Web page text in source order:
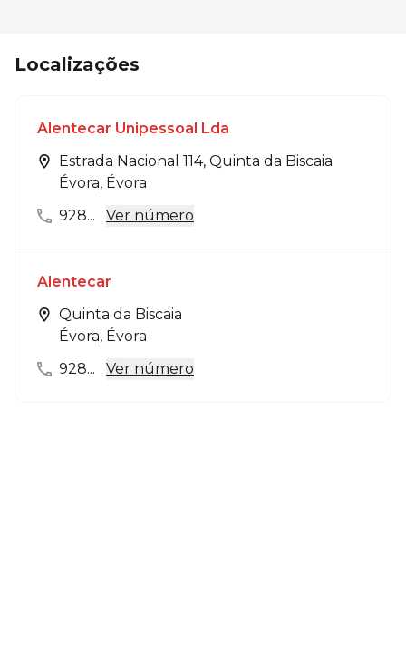
Localizações
Alentecar Unipessoal Lda
Estrada Nacional 114, Quinta da Biscaia
Évora, Évora
928...
Ver número
Alentecar
Quinta da Biscaia
Évora, Évora
928...
Ver número